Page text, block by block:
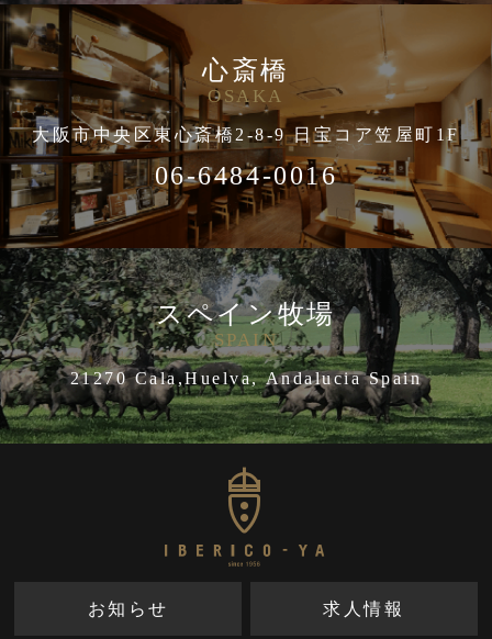
心斎橋
OSAKA
大阪市中央区東心斎橋2-8-9 日宝コア笠屋町1F
06-6484-0016
スペイン牧場
SPAIN
21270 Cala,Huelva, Andalucia Spain
お知らせ 求人情報